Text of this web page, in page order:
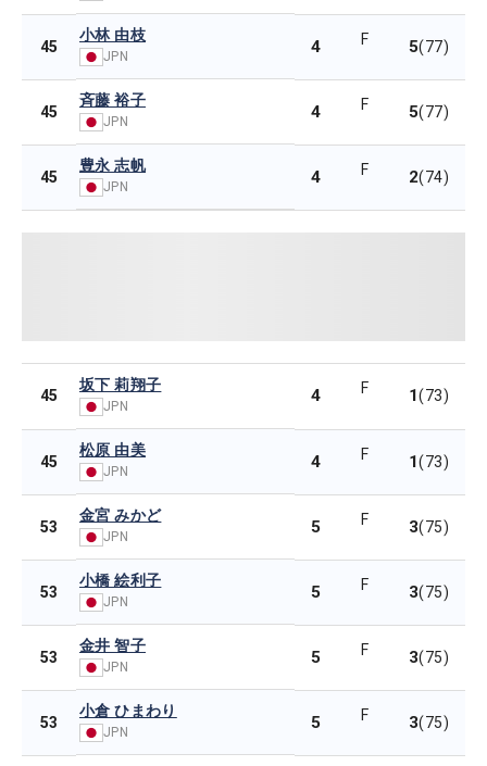
45
小林 由枝
JPN 4 F 5(77)
45
斉藤 裕子
JPN 4 F 5(77)
45
豊永 志帆
JPN 4 F 2(74)
45
坂下 莉翔子
JPN
4 F 1(73)
45
松原 由美
JPN 4 F 1(73)
53
金宮 みかど
JPN 5 F 3(75)
53
小橋 絵利子
JPN 5 F 3(75)
53
金井 智子
JPN 5 F 3(75)
53
小倉 ひまわり
JPN 5 F 3(75)